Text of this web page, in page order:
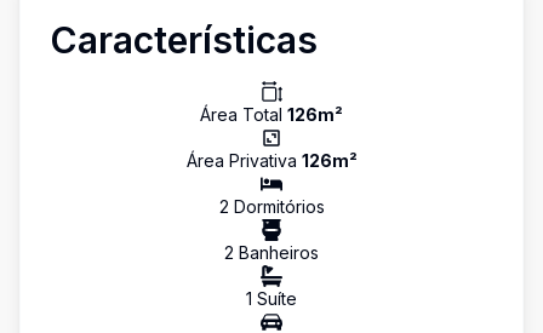
Características
Área Total 126m²
Área Privativa 126m²
2 Dormitórios
2 Banheiros
1 Suíte